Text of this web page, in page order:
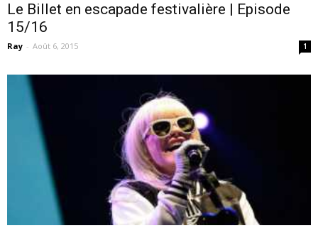
–
musique
cinéma
Le Billet en escapade festivalière | Episode
15/16
Ray - Août 6, 2015 1